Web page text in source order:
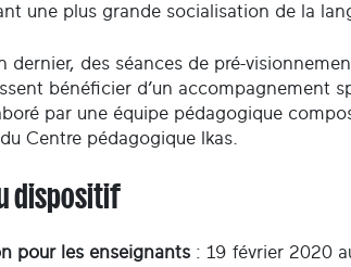
une plus grande socialisation de la
dernier, des séances de pré-
bénéficier d’un accompagnement
par une équipe pédagogique
Centre pédagogique Ikas.
dispositif
pour les enseignants : 19 février 2020